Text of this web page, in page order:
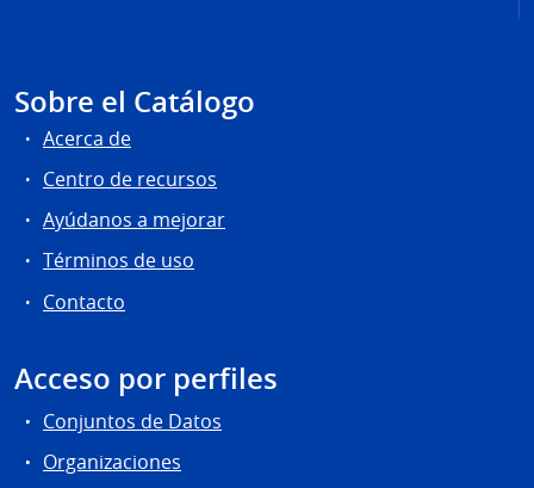
Sobre el Catálogo
Acerca de
Centro de recursos
Ayúdanos a mejorar
Términos de uso
Contacto
Acceso por perfiles
Conjuntos de Datos
Organizaciones